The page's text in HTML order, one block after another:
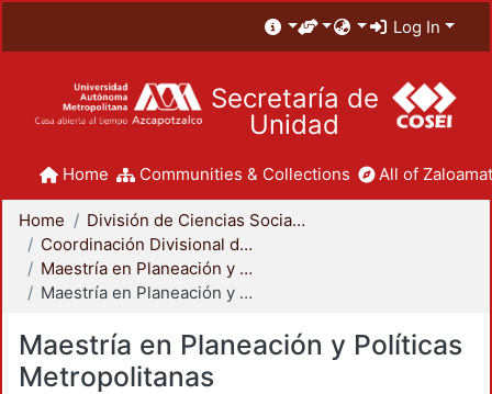
Log In
Secretaría de
Unidad
Home Communities & Collections All of
Home
División de Ciencias Sociales y Humanidades
Coordinación Divisional de Posgrado
Maestría en Planeación y Políticas Metropolitanas
Maestría en Planeación y Políticas Metropolitanas
Maestría en Planeación y Políticas
Metropolitanas